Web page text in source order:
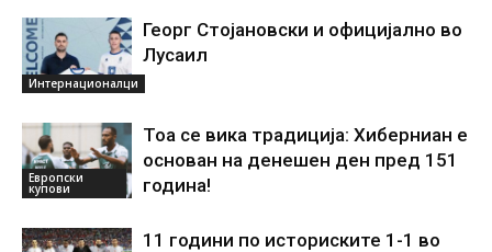
Интернационалци
Георг Стојановски и официјално во
Лусаил
Европски
купови
Тоа се вика традиција: Хиберниан е
основан на денешен ден пред 151
година!
11 години по историските 1-1 во